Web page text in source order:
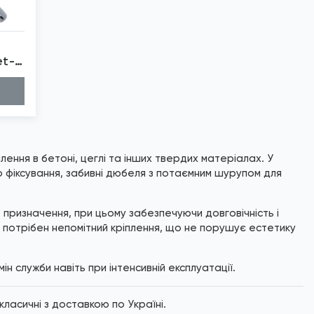
в бетоні, цеглі та інших твердих матеріалах. У
забивні дюбеля з потаємним шурупом для
при цьому забезпечуючи довговічність і
непомітний кріплення, що не порушує естетику
служби навіть при інтенсивній експлуатації.
з доставкою по Україні.